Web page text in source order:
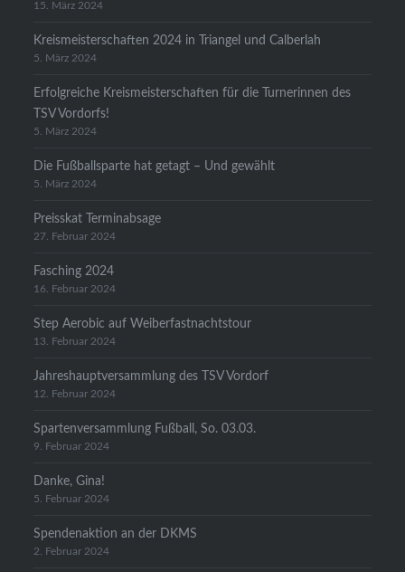
15. März 2024
Kreismeisterschaften 2024 in Triangel und Calberlah
5. März 2024
Erfolgreiche Kreismeisterschaften für die Turnerinnen des
TSV Vordorfs!
5. März 2024
Die Fußballsparte hat getagt – Und gewählt
5. März 2024
Preisskat Terminabsage
27. Februar 2024
Fasching 2024
16. Februar 2024
Step Aerobic auf Weiberfastnachtstour
13. Februar 2024
Jahreshauptversammlung des TSV Vordorf
12. Februar 2024
Spartenversammlung Fußball, So. 03.03.
9. Februar 2024
Danke, Gina!
5. Februar 2024
Spendenaktion an der DKMS
2. Februar 2024